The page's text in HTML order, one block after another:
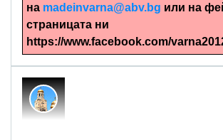
на madeinvarna@abv.bg или на
страницата ни
https://www.facebook.com/